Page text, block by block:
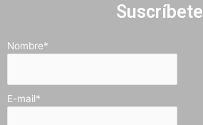
Suscríbete
Nombre*
E-mail*